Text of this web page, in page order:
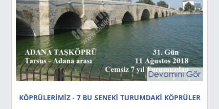
KÖPRÜLERİMİZ - 7 BU SENEKİ TURUMDAKİ KÖPRÜLER